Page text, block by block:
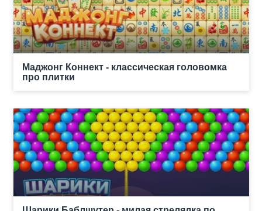
Маджонг Коннект - классическая головомка
про плитки